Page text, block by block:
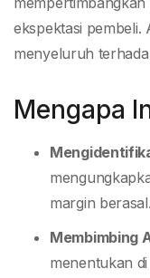
ekspektasi pembeli.
menyeluruh
Mengapa
margin berasal.
Membimbing
menentukan